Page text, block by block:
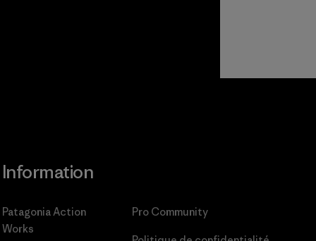
Information
Patagonia Action
Works
Pro Community